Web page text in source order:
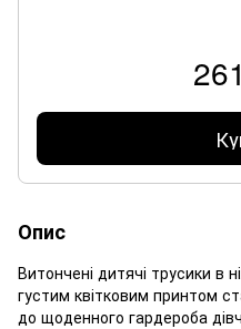
Опис
Витончені дитячі трусики в
густим квітковим принтом
до щоденного гардероба